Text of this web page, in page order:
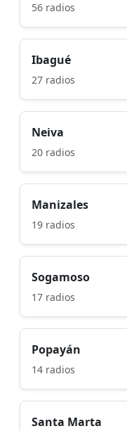
56 radios
Ibagué
27 radios
Neiva
20 radios
Manizales
19 radios
Sogamoso
17 radios
Popayán
14 radios
Santa Marta